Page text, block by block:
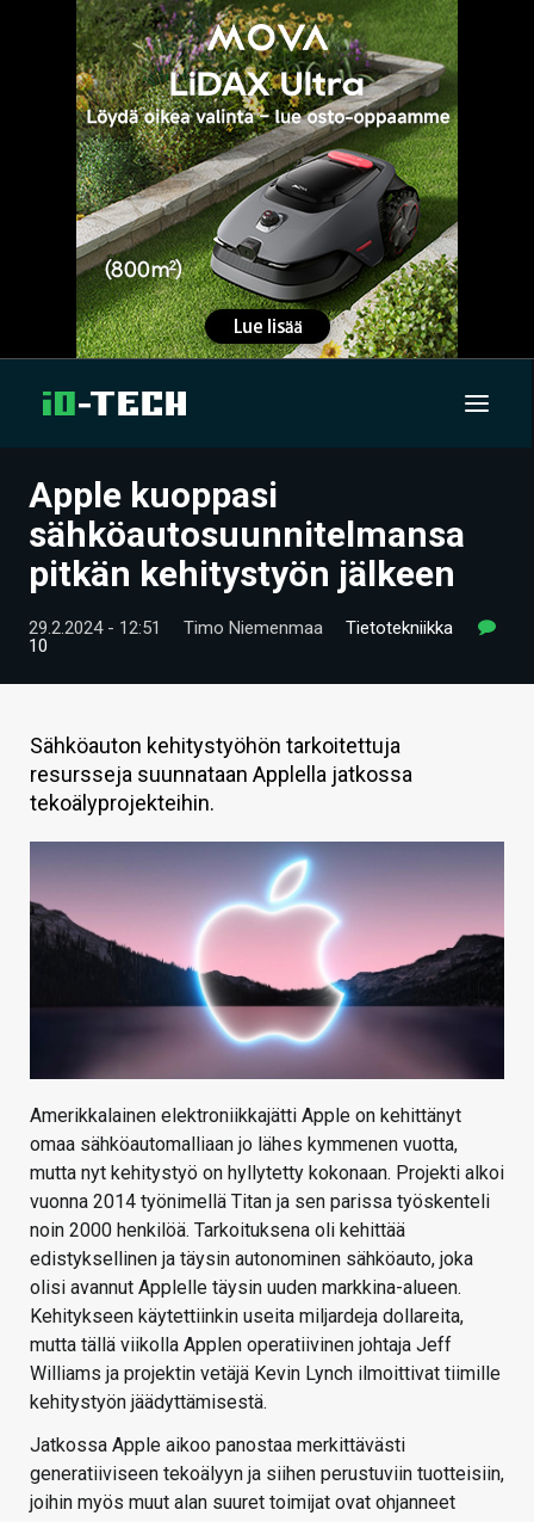
UUTISET
ARTIKKELIT
VIDEOT
HINTA.FI
KAUPPA
Apple kuoppasi
sähköautosuunnitelmansa
pitkän kehitystyön jälkeen
29.2.2024 - 12:51 Timo Niemenmaa
Tietotekniikka
10
Sähköauton kehitystyöhön tarkoitettuja
resursseja suunnataan Applella jatkossa
tekoälyprojekteihin.
Amerikkalainen elektroniikkajätti Apple on kehittänyt
omaa sähköautomalliaan jo lähes kymmenen vuotta,
mutta nyt kehitystyö on hyllytetty kokonaan. Projekti alkoi
vuonna 2014 työnimellä Titan ja sen parissa työskenteli
noin 2000 henkilöä. Tarkoituksena oli kehittää
edistyksellinen ja täysin autonominen sähköauto, joka
olisi avannut Applelle täysin uuden markkina-alueen.
Kehitykseen käytettiinkin useita miljardeja dollareita,
mutta tällä viikolla Applen operatiivinen johtaja Jeff
Williams ja projektin vetäjä Kevin Lynch ilmoittivat tiimille
kehitystyön jäädyttämisestä.
Jatkossa Apple aikoo panostaa merkittävästi
generatiiviseen tekoälyyn ja siihen perustuviin tuotteisiin,
joihin myös muut alan suuret toimijat ovat ohjanneet